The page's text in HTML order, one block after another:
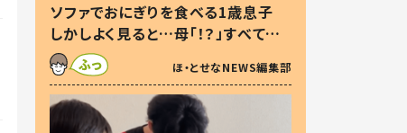
ソファでおにぎりを食べる1歳息子
しかしよく見ると…母「！？」すべてを
察した母の投稿に「可愛いから許
す！」「現行犯〜」
ほ・とせなNEWS編集部